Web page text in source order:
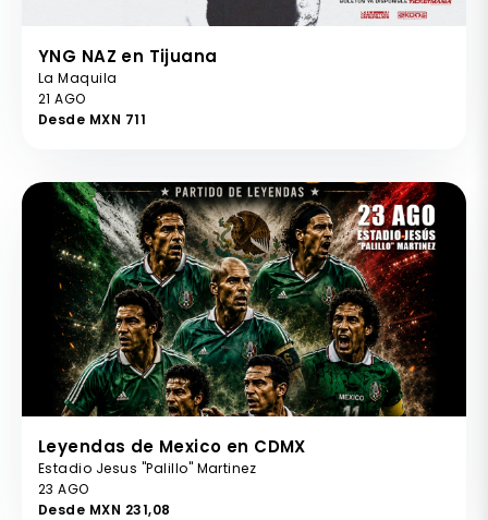
YNG NAZ en Tijuana
La Maquila
21 AGO
Desde MXN 711
Leyendas de Mexico en CDMX
Estadio Jesus "Palillo" Martinez
23 AGO
Desde MXN 231,08